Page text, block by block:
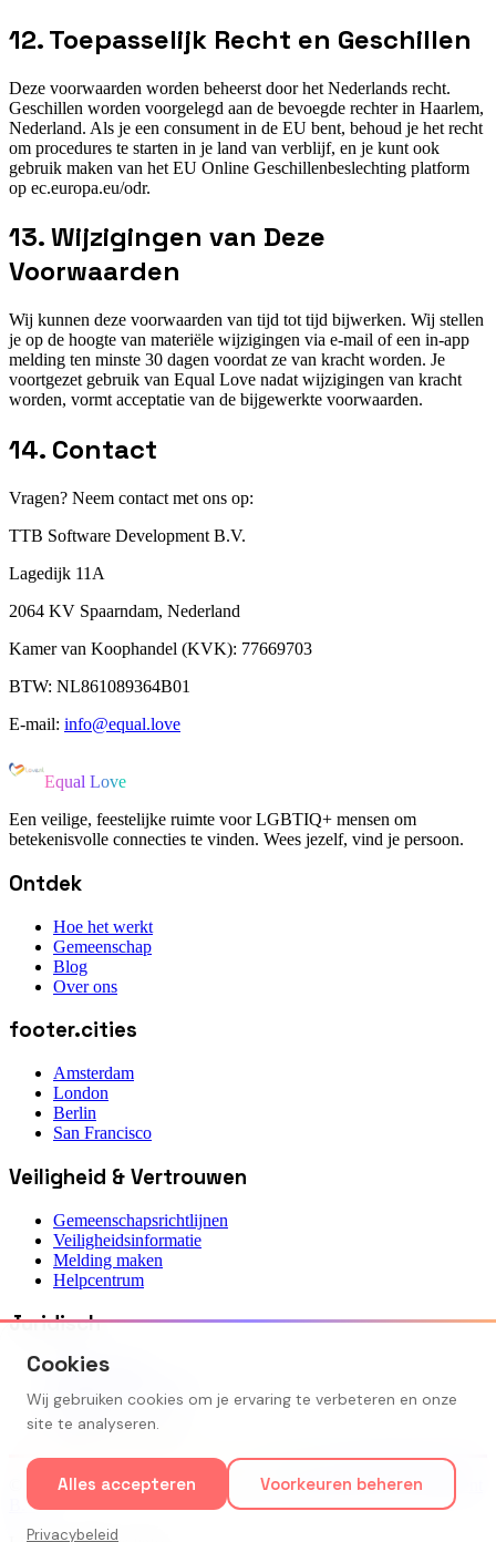
12. Toepasselijk Recht en Geschillen
Deze voorwaarden worden beheerst door het Nederlands recht.
Geschillen worden voorgelegd aan de bevoegde rechter in Haarlem,
Nederland. Als je een consument in de EU bent, behoud je het recht
om procedures te starten in je land van verblijf, en je kunt ook
gebruik maken van het EU Online Geschillenbeslechting platform
op ec.europa.eu/odr.
13. Wijzigingen van Deze
Voorwaarden
Wij kunnen deze voorwaarden van tijd tot tijd bijwerken. Wij stellen
je op de hoogte van materiële wijzigingen via e-mail of een in-app
melding ten minste 30 dagen voordat ze van kracht worden. Je
voortgezet gebruik van Equal Love nadat wijzigingen van kracht
worden, vormt acceptatie van de bijgewerkte voorwaarden.
14. Contact
Vragen? Neem contact met ons op:
TTB Software Development B.V.
Lagedijk 11A
2064 KV Spaarndam, Nederland
Kamer van Koophandel (KVK): 77669703
BTW: NL861089364B01
E-mail: info@equal.love
Equal Love
Een veilige, feestelijke ruimte voor LGBTIQ+ mensen om
betekenisvolle connecties te vinden. Wees jezelf, vind je persoon.
Ontdek
Hoe het werkt
Gemeenschap
Blog
Over ons
footer.cities
Amsterdam
London
Berlin
San Francisco
Veiligheid & Vertrouwen
Gemeenschapsrichtlijnen
Veiligheidsinformatie
Melding maken
Helpcentrum
Juridisch
Privacybeleid
Contact
Cookie-instellingen
2026 Equal Love — Onderdeel van TTB Software Development
B.V.
Cookies
Wij gebruiken cookies om je ervaring te verbeteren en onze
site te analyseren.
Alles accepteren Voorkeuren beheren
Privacybeleid